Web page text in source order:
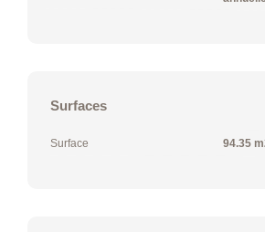
Surfaces
Surface 94.35